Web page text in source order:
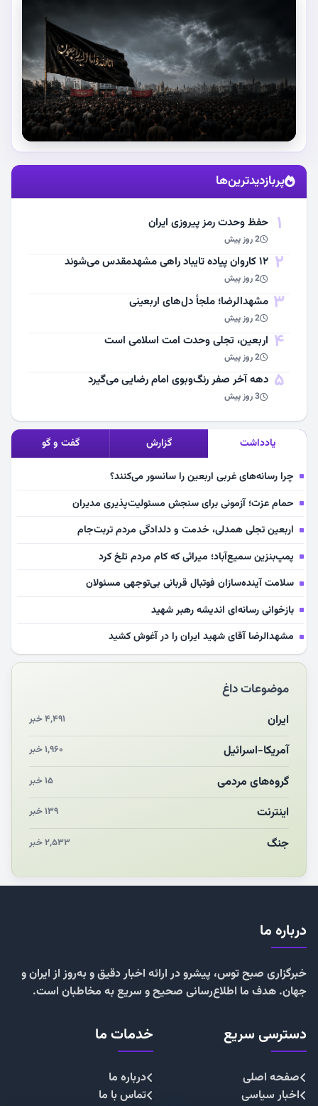
استقبال از آقای شهید ایران
مشاهده اخبار
پربازدیدترین‌ها
1 حفظ وحدت رمز پیروزی ایران
2 روز پیش
2 ۱۲ کاروان پیاده تایباد راهی مشهدمقدس می‌شوند
2 روز پیش
3 مشهد‌الرضا؛ ملجأ دل‌های اربعینی
2 روز پیش
4 اربعین، تجلی وحدت امت اسلامی است
2 روز پیش
5 دهه آخر صفر رنگ‌وبوی امام رضایی می‌گیرد
3 روز پیش
یادداشت گزارش گفت و گو
چرا رسانه‌های غربی اربعین را سانسور می‌کنند؟
حمام عزت؛ آزمونی برای سنجش مسئولیت‌پذیری مدیران
اربعین تجلی همدلی، خدمت و دلدادگی مردم تربت‌جام
پمپ‌بنزین سمیع‌آباد؛ میراثی که کام مردم تلخ کرد
سلامت آینده‌سازان فوتبال قربانی بی‌توجهی مسئولان
بازخوانی رسانه‌ای اندیشه رهبر شهید
مشهدالرضا آقای شهید ایران را در آغوش کشید
مکن ای صبح طلوع
چرایی «استقبال از آقای ایران»
انقلاب مردمی و مردم انقلابی
مرگ خاموش زیست‌محیطی در منطقه تربت‌جام
چو‌ن‌وچرا در «علی‌الاصول» یا انتظار برای تحقق شروط
موضوعات داغ
ایران ۴,۴۹۱ خبر
آمریکا-اسرائیل ۱,۹۶۰ خبر
گروه‌های مردمی ۱۵ خبر
اینترنت ۱۳۹ خبر
جنگ ۲,۵۳۳ خبر
درباره ما
خبرگزاری صبح توس، پیشرو در ارائه اخبار دقیق و به‌روز از ایران و
جهان. هدف ما اطلاع‌رسانی صحیح و سریع به مخاطبان است.
دسترسی سریع
صفحه اصلی
اخبار سیاسی
خدمات ما
درباره ما
تماس با ما